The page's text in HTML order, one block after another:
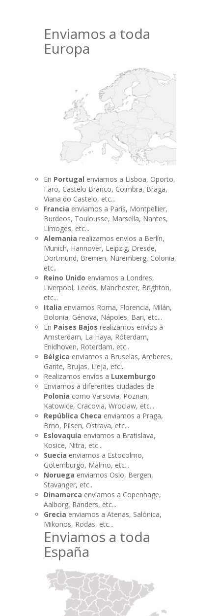
Enviamos a toda
Europa
En Portugal enviamos a Lisboa, Oporto,
Faro, Castelo Branco, Coimbra, Braga,
Viana do Castelo, etc...
Francia enviamos a París, Montpellier,
Burdeos, Toulousse, Marsella, Nantes,
Limoges, etc...
Alemania realizamos envios a Berlín,
Munich, Hannover, Leipzig, Dresde,
Dortmund, Bremen, Nuremberg, Colonia,
etc..
Reino Unido enviamos a Londres,
Liverpool, Leeds, Manchester, Brighton,
etc...
Italia enviamos Roma, Florencia, Milán,
Bolonia, Génova, Nápoles, Bari, etc...
En Paises Bajos realizamos envíos a
Amsterdam, La Haya, Róterdam,
Enidhoven, Roterdam, etc..
Bélgica enviamos a Bruselas, Amberes,
Gante, Brujas, Lieja, etc...
Realizamos envíos a Luxemburgo
Enviamos a diferentes ciudades de
Polonia como Varsovia, Poznan,
Katowice, Cracovia, Wroclaw, etc...
República Checa enviamos a Praga,
Brno, Pilsen, Ostrava, etc...
Eslovaquia enviamos a Bratislava,
Kosice, Nitra, etc...
Suecia enviamos a Estocolmo,
Gotemburgo, Malmo, etc...
Noruega enviamos Oslo, Bergen,
Stavanger, etc..
Dinamarca enviamos a Copenhage,
Aalborg, Randers, etc...
Grecia enviamos a Atenas, Salónica,
Mikonos, Rodas, etc...
Enviamos a toda
España